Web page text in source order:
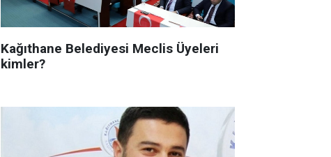
Kağıthane Belediyesi Meclis Üyeleri
kimler?